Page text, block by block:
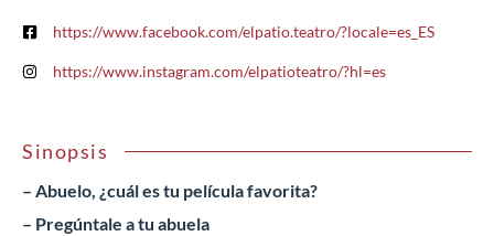
https://www.facebook.com/elpatio.teatro/?locale=es_ES
https://www.instagram.com/elpatioteatro/?hl=es
Sinopsis
– Abuelo, ¿cuál es tu película favorita?
– Pregúntale a tu abuela